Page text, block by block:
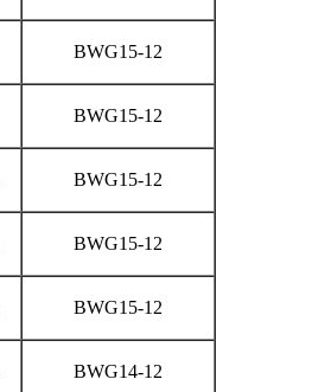
BWG15-12
BWG15-12
BWG15-12
BWG15-12
BWG15-12
BWG14-12